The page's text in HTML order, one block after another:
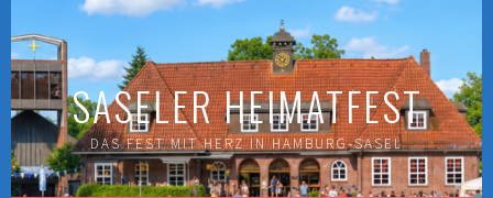
zum
Inhalt
SASELER HEIMATFEST
DAS FEST MIT HERZ IN HAMBURG-SASEL